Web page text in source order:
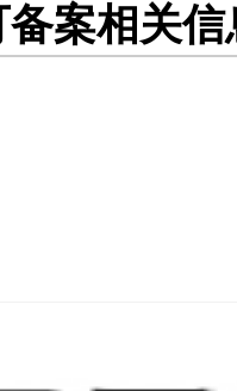
案相关信